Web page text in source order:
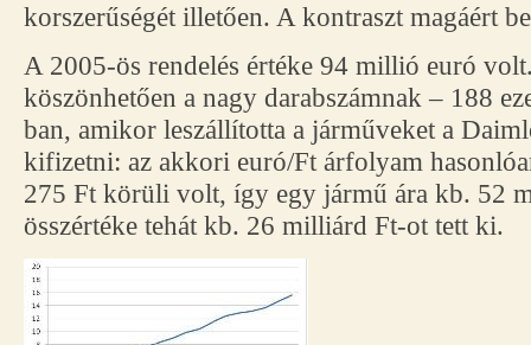
korszerűségét illetően. A kontraszt magáért
A 2005-ös rendelés értéke 94 millió euró
köszönhetően a nagy darabszámnak – 188
ban, amikor leszállította a járműveket a
kifizetni: az akkori euró/Ft árfolyam
275 Ft körüli volt, így egy jármű ára kb. 52
összértéke tehát kb. 26 milliárd Ft-ot tett ki.